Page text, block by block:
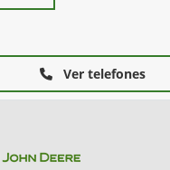
Ver telefones